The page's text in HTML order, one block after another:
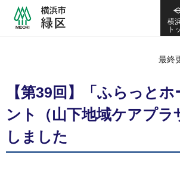
横
ト
最終
【第39回】「ふらっと
ント（山下地域ケアプラ
しました